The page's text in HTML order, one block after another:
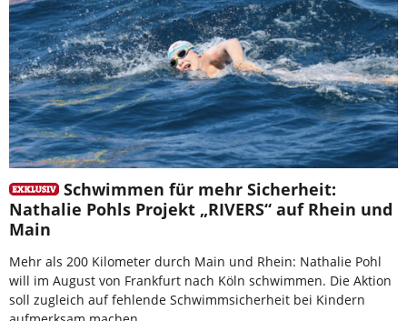
Schwimmen für mehr Sicherheit:
Nathalie Pohls Projekt „RIVERS“ auf Rhein und
Main
Mehr als 200 Kilometer durch Main und Rhein: Nathalie Pohl
will im August von Frankfurt nach Köln schwimmen. Die Aktion
soll zugleich auf fehlende Schwimmsicherheit bei Kindern